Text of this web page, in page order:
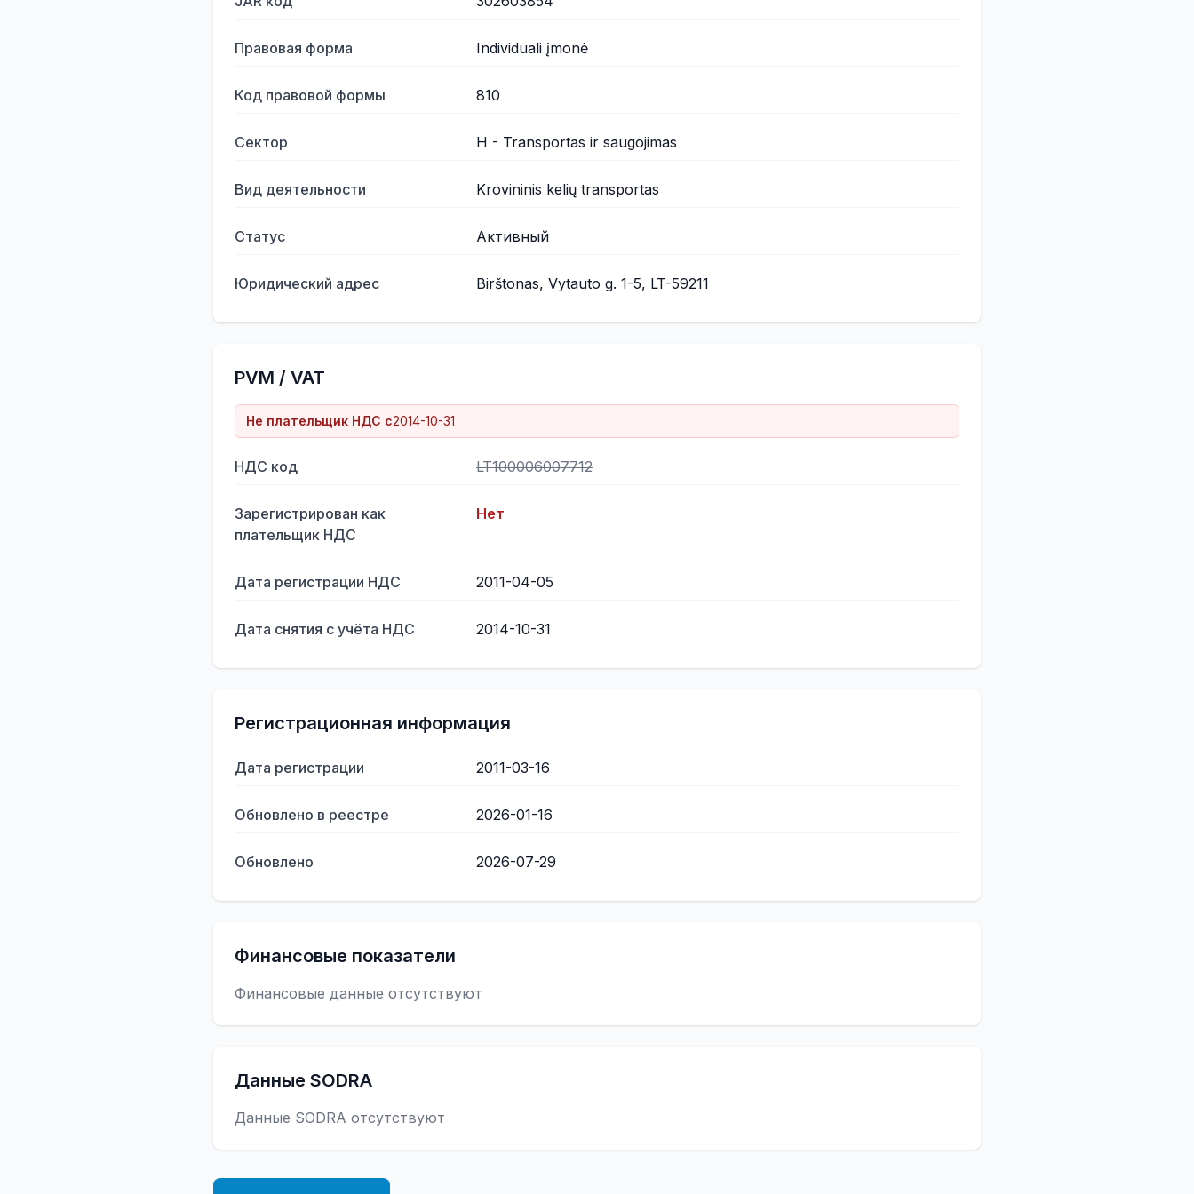
Правовая форма Individuali įmonė
Код правовой формы 810
Сектор H - Transportas ir saugojimas
Вид деятельности Krovininis kelių transportas
Статус Активный
Юридический адрес Birštonas, Vytauto g. 1-5, LT-59211
PVM / VAT
Не плательщик НДС с2014-10-31
НДС код LT100006007712
Зарегистрирован как
плательщик НДС
Нет
Дата регистрации НДС 2011-04-05
Дата снятия с учёта НДС 2014-10-31
Регистрационная информация
Дата регистрации 2011-03-16
Обновлено в реестре 2026-01-16
Обновлено 2026-07-29
Финансовые показатели
Финансовые данные отсутствуют
Данные SODRA
Данные SODRA отсутствуют